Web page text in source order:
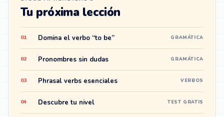
Tu próxima lección
01 Domina el verbo “to be” GRAMÁTICA
02 Pronombres sin dudas GRAMÁTICA
03 Phrasal verbs esenciales VERBOS
04 Descubre tu nivel TEST GRATIS